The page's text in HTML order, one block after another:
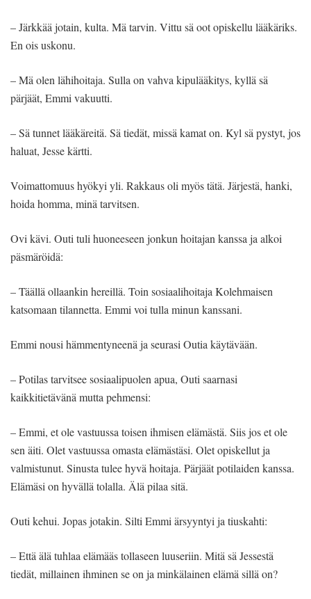
– Järkkää jotain, kulta. Mä tarvin. Vittu sä oot opiskellu lääkäriks.
En ois uskonu.
– Mä olen lähihoitaja. Sulla on vahva kipulääkitys, kyllä sä
pärjäät, Emmi vakuutti.
– Sä tunnet lääkäreitä. Sä tiedät, missä kamat on. Kyl sä pystyt, jos
haluat, Jesse kärtti.
Voimattomuus hyökyi yli. Rakkaus oli myös tätä. Järjestä, hanki,
hoida homma, minä tarvitsen.
Ovi kävi. Outi tuli huoneeseen jonkun hoitajan kanssa ja alkoi
päsmäröidä:
– Täällä ollaankin hereillä. Toin sosiaalihoitaja Kolehmaisen
katsomaan tilannetta. Emmi voi tulla minun kanssani.
Emmi nousi hämmentyneenä ja seurasi Outia käytävään.
– Potilas tarvitsee sosiaalipuolen apua, Outi saarnasi
kaikkitietävänä mutta pehmensi:
– Emmi, et ole vastuussa toisen ihmisen elämästä. Siis jos et ole
sen äiti. Olet vastuussa omasta elämästäsi. Olet opiskellut ja
valmistunut. Sinusta tulee hyvä hoitaja. Pärjäät potilaiden kanssa.
Elämäsi on hyvällä tolalla. Älä pilaa sitä.
Outi kehui. Jopas jotakin. Silti Emmi ärsyyntyi ja tiuskahti:
– Että älä tuhlaa elämääs tollaseen luuseriin. Mitä sä Jessestä
tiedät, millainen ihminen se on ja minkälainen elämä sillä on?